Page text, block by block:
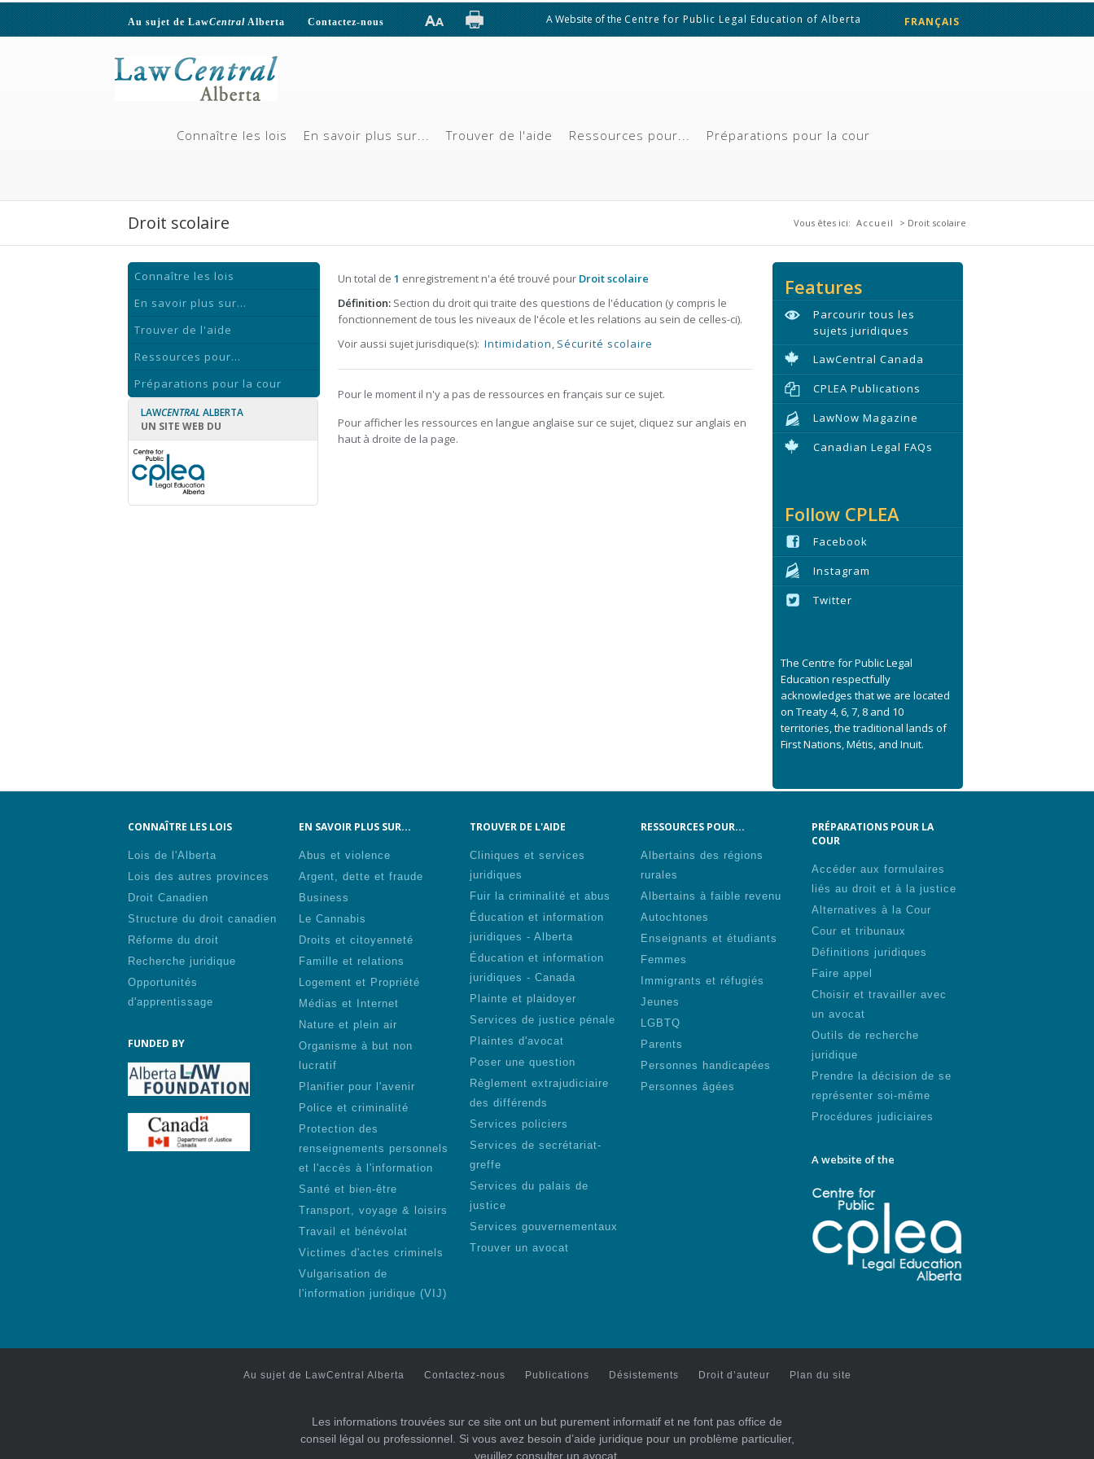
Au sujet de LawCentralAlberta Contactez-nous A Website of theCentre for Public Legal Education of Alberta FRANÇAIS
Connaître les lois En savoir plus sur... Trouver de l'aide Ressources pour... Préparations pour la cour
Vous êtes ici
Vous êtes ici: Accueil > Droit scolaire
Droit scolaire
Connaître les lois
En savoir plus sur...
Trouver de l'aide
Ressources pour...
Préparations pour la cour
LAWCENTRAL ALBERTA
UN SITE WEB DU
Un total de 1 enregistrement n'a été trouvé pour Droit scolaire
Définition: Section du droit qui traite des questions de l'éducation (y compris le
fonctionnement de tous les niveaux de l'école et les relations au sein de celles-ci).
Voir aussi sujet jurisdique(s): Intimidation, Sécurité scolaire
Pour le moment il n'y a pas de ressources en français sur ce sujet.
Pour afficher les ressources en langue anglaise sur ce sujet, cliquez sur anglais en
haut à droite de la page.
Features
Parcourir tous les
sujets juridiques
LawCentral Canada
CPLEA Publications
LawNow Magazine
Canadian Legal FAQs
Follow CPLEA
Facebook
Instagram
Twitter
The Centre for Public Legal
Education respectfully
acknowledges that we are located
on Treaty 4, 6, 7, 8 and 10
territories, the traditional lands of
First Nations, Métis, and Inuit.
CONNAÎTRE LES LOIS
Lois de l'Alberta
Lois des autres provinces
Droit Canadien
Structure du droit canadien
Réforme du droit
Recherche juridique
Opportunités
d'apprentissage
FUNDED BY
EN SAVOIR PLUS SUR...
Abus et violence
Argent, dette et fraude
Business
Le Cannabis
Droits et citoyenneté
Famille et relations
Logement et Propriété
Médias et Internet
Nature et plein air
Organisme à but non
lucratif
Planifier pour l'avenir
Police et criminalité
Protection des
renseignements personnels
et l'accès à l'information
Santé et bien-être
Transport, voyage & loisirs
Travail et bénévolat
Victimes d'actes criminels
Vulgarisation de
l'information juridique (VIJ)
TROUVER DE L'AIDE
Cliniques et services
juridiques
Fuir la criminalité et abus
Éducation et information
juridiques - Alberta
Éducation et information
juridiques - Canada
Plainte et plaidoyer
Services de justice pénale
Plaintes d'avocat
Poser une question
Règlement extrajudiciaire
des différends
Services policiers
Services de secrétariat-
greffe
Services du palais de
justice
Services gouvernementaux
Trouver un avocat
RESSOURCES POUR...
Albertains des régions
rurales
Albertains à faible revenu
Autochtones
Enseignants et étudiants
Femmes
Immigrants et réfugiés
Jeunes
LGBTQ
Parents
Personnes handicapées
Personnes âgées
PRÉPARATIONS POUR LA
COUR
Accéder aux formulaires
liés au droit et à la justice
Alternatives à la Cour
Cour et tribunaux
Définitions juridiques
Faire appel
Choisir et travailler avec
un avocat
Outils de recherche
juridique
Prendre la décision de se
représenter soi-même
Procédures judiciaires
A website of the
Au sujet de LawCentral Alberta Contactez-nous Publications Désistements Droit d’auteur Plan du site
Les informations trouvées sur ce site ont un but purement informatif et ne font pas office de
conseil légal ou professionnel. Si vous avez besoin d’aide juridique pour un problème particulier,
veuillez consulter un avocat.